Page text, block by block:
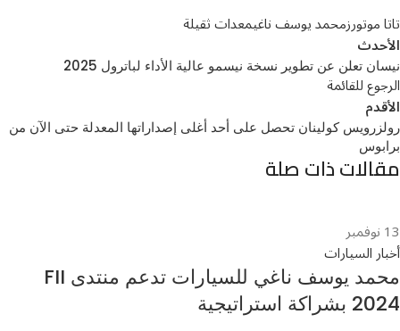
تاتا موتورزمحمد يوسف ناغيمعدات ثقيلة
الأحدث
نيسان تعلن عن تطوير نسخة نيسمو عالية الأداء لباترول 2025
الرجوع للقائمة
الأقدم
رولزرويس كولينان تحصل على أحد أغلى إصداراتها المعدلة حتى الآن من
برابوس
مقالات ذات صلة
13نوفمبر
أخبار السيارات
محمد يوسف ناغي للسيارات تدعم منتدى FII
2024 بشراكة استراتيجية